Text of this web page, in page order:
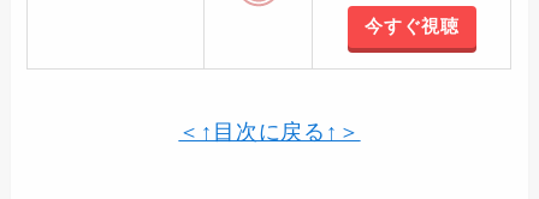
今すぐ視聴
＜↑目次に戻る↑＞